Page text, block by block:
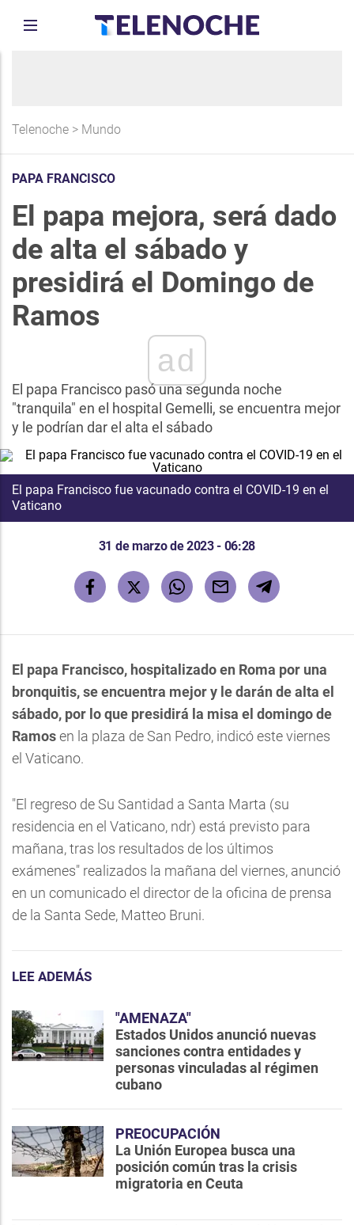
Telenoche > Mundo
PAPA FRANCISCO
El papa mejora, será dado
de alta el sábado y
presidirá el Domingo de
Ramos
ad
El papa Francisco pasó una segunda noche
"tranquila" en el hospital Gemelli, se encuentra mejor
y le podrían dar el alta el sábado
El papa Francisco fue vacunado contra el COVID-19 en el
Vaticano
31 de marzo de 2023 - 06:28
El papa Francisco, hospitalizado en Roma por una
bronquitis, se encuentra mejor y le darán de alta el
sábado, por lo que presidirá la misa el domingo de
Ramosen la plaza de San Pedro, indicó este viernes
el Vaticano.
"El regreso de Su Santidad a Santa Marta (su
residencia en el Vaticano, ndr) está previsto para
mañana, tras los resultados de los últimos
exámenes" realizados la mañana del viernes, anunció
en un comunicado el director de la oficina de prensa
de la Santa Sede, Matteo Bruni.
LEE ADEMÁS
"AMENAZA"
Estados Unidos anunció nuevas
sanciones contra entidades y
personas vinculadas al régimen
cubano
PREOCUPACIÓN
La Unión Europea busca una
posición común tras la crisis
migratoria en Ceuta